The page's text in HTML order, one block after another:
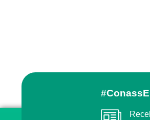
Receba o conteúdo semanal do Conass com as